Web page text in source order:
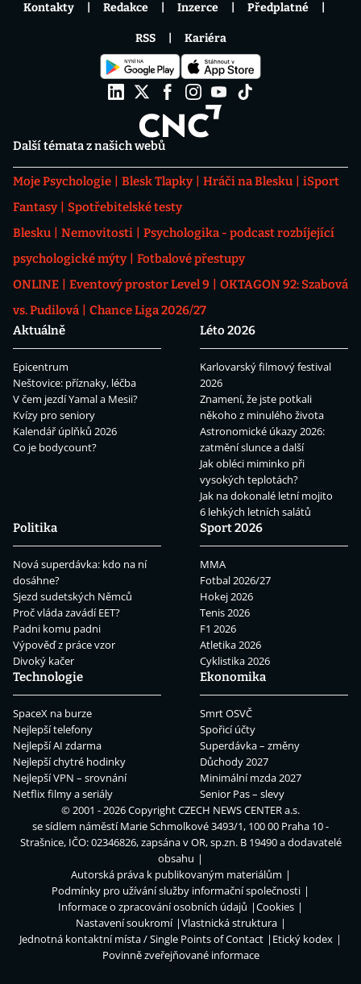
Další témata z našich webů
Moje Psychologie Blesk Tlapky Hráči na Blesku
iSport
Fantasy
Spotřebitelské testy
Blesku
Nemovitosti
Psychologika - podcast rozbíjející
psychologické mýty
Fotbalové přestupy
ONLINE
Eventový prostor Level 9
OKTAGON 92: Szabová
vs. Pudilová
Chance Liga 2026/27
Aktuálně
Epicentrum
Neštovice: příznaky, léčba
V čem jezdí Yamal a Mesii?
Kvízy pro seniory
Kalendář úplňků 2026
Co je bodycount?
Léto 2026
Karlovarský filmový festival
2026
Znamení, že jste potkali
někoho z minulého života
Astronomické úkazy 2026:
zatmění slunce a další
Jak obléci miminko při
vysokých teplotách?
Jak na dokonalé letní mojito
6 lehkých letních salátů
Politika
Nová superdávka: kdo na ní
dosáhne?
Sjezd sudetských Němců
Proč vláda zavádí EET?
Padni komu padni
Výpověď z práce vzor
Divoký kačer
Sport 2026
MMA
Fotbal 2026/27
Hokej 2026
Tenis 2026
F1 2026
Atletika 2026
Cyklistika 2026
Technologie
SpaceX na burze
Nejlepší telefony
Nejlepší AI zdarma
Nejlepší chytré hodinky
Nejlepší VPN – srovnání
Netflix filmy a seriály
Ekonomika
Smrt OSVČ
Spořicí účty
Superdávka – změny
Důchody 2027
Minimální mzda 2027
Senior Pas – slevy
Kontakty Redakce Inzerce Předplatné
RSS Kariéra
© 2001 - 2026 CopyrightCZECH NEWS CENTER a.s.
se sídlem náměstí Marie Schmolkové 3493/1, 100 00 Praha 10 -
Strašnice, IČO: 02346826, zapsána v OR, sp.zn. B 19490 a dodavatelé
obsahu
Autorská práva k publikovaným materiálům
Podmínky pro užívání služby informační společnosti
Informace o zpracování osobních údajů
Cookies
Nastavení soukromí
Vlastnická struktura
Jednotná kontaktní místa / Single Points of Contact
Etický kodex
Povinně zveřejňované informace